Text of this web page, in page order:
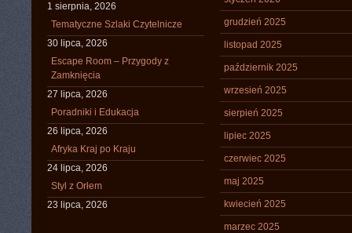
1 sierpnia, 2026
Tematyczne Szlaki Czytelnicze
30 lipca, 2026
Escape Room – Przygody z
Zamknięcia
27 lipca, 2026
Poradniki i Edukacja
26 lipca, 2026
Afryka Kraj po Kraju
24 lipca, 2026
Styl z Orłem
23 lipca, 2026
grudzień 2025
listopad 2025
październik 2025
wrzesień 2025
sierpień 2025
lipiec 2025
czerwiec 2025
maj 2025
kwiecień 2025
marzec 2025